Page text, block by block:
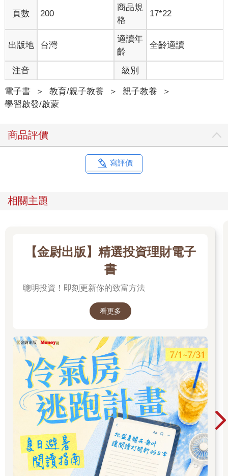
歡樂溫書假
「溫書假」一開始，所有人都撒了歡！學生宿舍裡到處都是各種
各樣的派對，整個校園鬧哄哄的，根本沒幾個人在讀書！
這種狀況一直持續到最後三天，突然，學校變得異常安靜！所有
經過三天沒日沒夜的奮鬥，到了期末考正式開始的前一天晚上，
凌晨十二點那一刻，學校宿舍所有的窗戶都會打開，大家把頭伸
出去，開始對著校園放聲大喊！這一夜也是哈佛的新生傳統，叫
更誇張的，還有很多同學會脫下衣服，光著上身，在校園裡跑來
但為什麼這些哈佛的學霸們，在面臨考試的時候，也和大多數人
一樣，要拖延到最後幾天，才開始準備複習呢？這裡面有什麼玄
機？讓我先賣個關子，後面你就會明白。
關於如何複習，在前面幾章中偶有提及，但還有什麼重要技巧
庫。如果我們把複習看做是一場旅行——知識的旅行，在複習之
前，必須要知道哪些是重要的、值得去的地標。知道哪些是重
點，要優先複習，才能更有效地去準備。
在這裡，我介紹兩個簡單的方法。說簡單，但你不要小看它們，
因為大部分人都不會呢！
先看目錄，內藏重點
首先，學會看綱要或目錄。
我所認識的年輕人裡，非常少人會看目錄，就連我自己之前也是
會跳過。但是，真正的學霸會非常仔細的研究目錄，比如我的室
友Joe。
頁數 200
商品規
格
17*22
出版地 台灣
適讀年
齡
全齡適讀
注音 級別
電子書 ＞ 教育/親子教養 ＞ 親子教養
＞
學習啟發/啟蒙
商品評價
寫評價
相關主題
【金尉出版】精選投資理財電子
書
聰明投資！即刻更新你的致富方法
看更多